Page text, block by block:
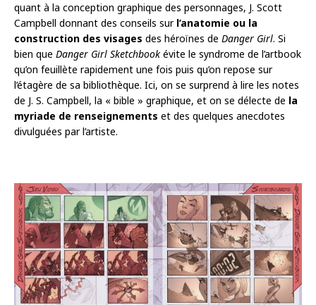
quant à la conception graphique des personnages, J. Scott
Campbell donnant des conseils surl’anatomie ou la
construction des visages des héroïnes de Danger Girl. Si
bien que Danger Girl Sketchbook évite le syndrome de l’artbook
qu’on feuillète rapidement une fois puis qu’on repose sur
l’étagère de sa bibliothèque. Ici, on se surprend à lire les notes
de J. S. Campbell, la « bible » graphique, et on se délecte de la
myriade de renseignements et des quelques anecdotes
divulguées par l’artiste.